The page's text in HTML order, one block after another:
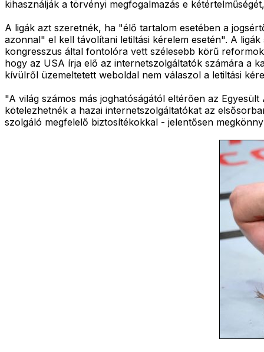
kihasználják a törvényi megfogalmazás e
A ligák azt szeretnék, ha "élő tartalom esetében a
azonnal" el kell távolítani letiltási kérelem esetén". A
kongresszus által fontolóra vett szélesebb körű
hogy az USA írja elő az internetszolgáltatók számára a
kívülről üzemeltetett weboldal nem válaszol a letiltási
"A világ számos más joghatóságától eltérően az
kötelezhetnék a hazai internetszolgáltatókat az
szolgáló megfelelő biztosítékokkal - jelentősen